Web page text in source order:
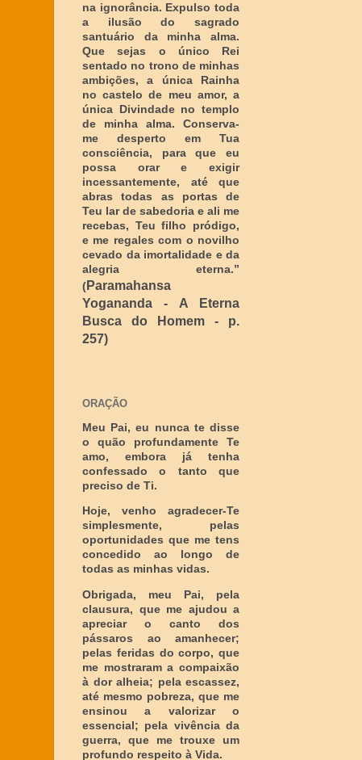
na ignorância. Expulso toda
a ilusão do sagrado
santuário da minha alma.
Que sejas o único Rei
sentado no trono de minhas
ambições, a única Rainha
no castelo de meu amor, a
única Divindade no templo
de minha alma. Conserva-
me desperto em Tua
consciência, para que eu
possa orar e exigir
incessantemente, até que
abras todas as portas de
Teu lar de sabedoria e ali me
recebas, Teu filho pródigo,
e me regales com o novilho
cevado da imortalidade e da
alegria eterna.”
( Paramahansa
Yogananda - A Eterna
Busca do Homem - p.
257)
ORAÇÃO
Meu Pai, eu nunca te disse
o quão profundamente Te
amo, embora já tenha
confessado o tanto que
preciso de Ti.
Hoje, venho agradecer-Te
simplesmente, pelas
oportunidades que me tens
concedido ao longo de
todas as minhas vidas.
Obrigada, meu Pai, pela
clausura, que me ajudou a
apreciar o canto dos
pássaros ao amanhecer;
pelas feridas do corpo, que
me mostraram a compaixão
à dor alheia; pela escassez,
até mesmo pobreza, que me
ensinou a valorizar o
essencial; pela vivência da
guerra, que me trouxe um
profundo respeito à Vida.